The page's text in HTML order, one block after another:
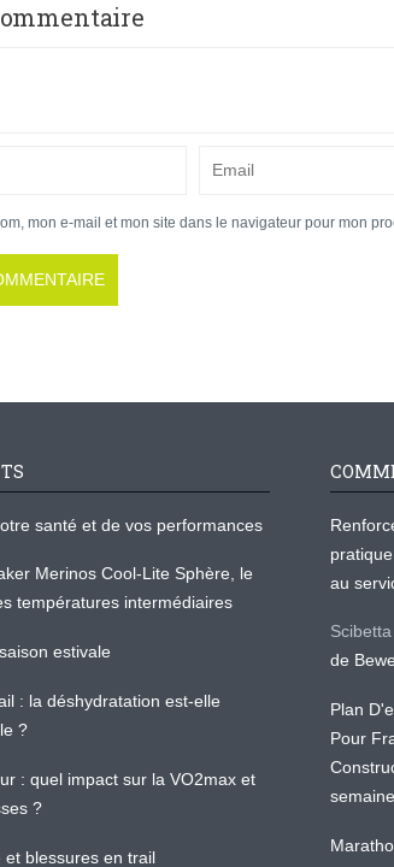
mon e-mail et mon site dans le navigateur pour mon
santé et de vos performances
Merinos Cool-Lite Sphère, le
températures intermédiaires
estivale
: la déshydratation est-elle
?
: quel impact sur la VO2max et
?
et blessures en trail
au
Scibetta
de
Plan
Pour